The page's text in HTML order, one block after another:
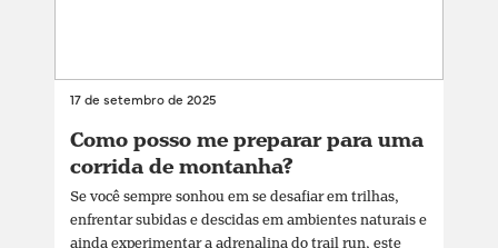
17 de setembro de 2025
Como posso me preparar para uma
corrida de montanha?
Se você sempre sonhou em se desafiar em trilhas,
enfrentar subidas e descidas em ambientes naturais e
ainda experimentar a adrenalina do trail run, este